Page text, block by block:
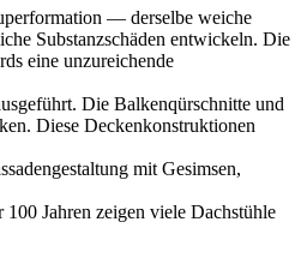
— derselbe weiche
Substanzschäden entwickeln. Die
eine unzureichende
Die Balkenqürschnitte und
Diese Deckenkonstruktionen
mit Gesimsen,
Jahren zeigen viele Dachstühle